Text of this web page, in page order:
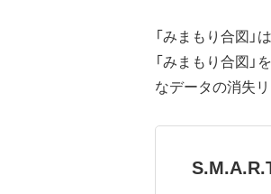
「みまもり合図
「みまもり合図
なデータの消失